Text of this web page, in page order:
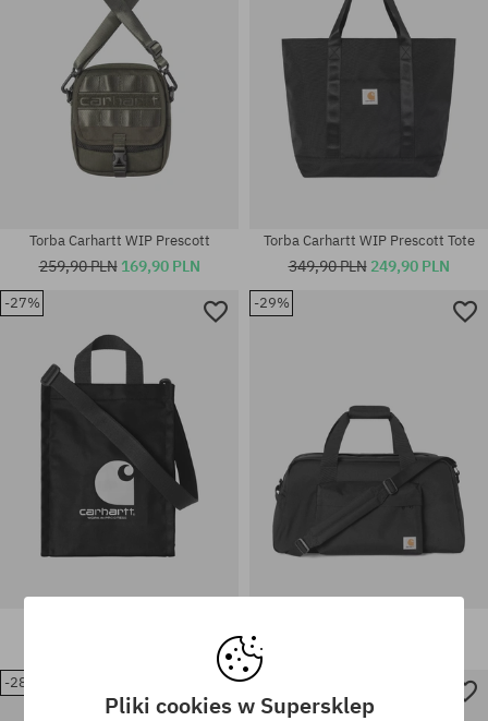
rozmiar uniwersalny
Torba Carhartt WIP Prescott
259,90 PLN 169,90 PLN
Torba Carhartt WIP Prescott Tote
349,90 PLN 249,90 PLN
-27% -29%
-28% -16%
Pliki cookies w Supersklep